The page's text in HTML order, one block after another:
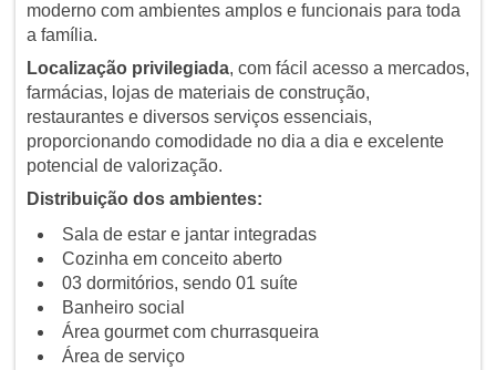
moderno com ambientes amplos e funcionais para toda
a família.
Localização privilegiada, com fácil acesso a mercados,
farmácias, lojas de materiais de construção,
restaurantes e diversos serviços essenciais,
proporcionando comodidade no dia a dia e excelente
potencial de valorização.
Distribuição dos ambientes:
Sala de estar e jantar integradas
Cozinha em conceito aberto
03 dormitórios, sendo 01 suíte
Banheiro social
Área gourmet com churrasqueira
Área de serviço